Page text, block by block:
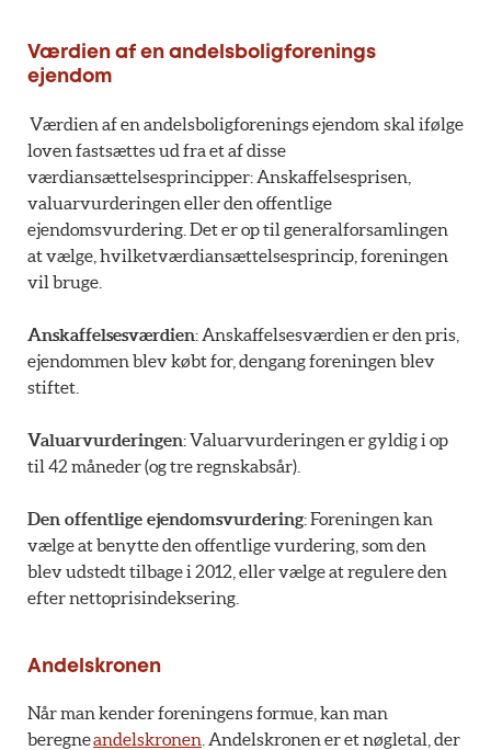
Værdien af en andelsboligforenings
ejendom
Værdien af en andelsboligforenings ejendom skal ifølge
loven fastsættes ud fra et af disse
værdiansættelsesprincipper: Anskaffelsesprisen,
valuarvurderingen eller den offentlige
ejendomsvurdering. Det er op til generalforsamlingen
at vælge, hvilketværdiansættelsesprincip, foreningen
vil bruge.
Anskaffelsesværdien: Anskaffelsesværdien er den pris,
ejendommen blev købt for, dengang foreningen blev
stiftet.
Valuarvurderingen: Valuarvurderingen er gyldig i op
til 42 måneder (og tre regnskabsår).
Den offentlige ejendomsvurdering: Foreningen kan
vælge at benytte den offentlige vurdering, som den
blev udstedt tilbage i 2012, eller vælge at regulere den
efter nettoprisindeksering.
Andelskronen
Når man kender foreningens formue, kan man
beregneandelskronen . Andelskronen er et nøgletal, der